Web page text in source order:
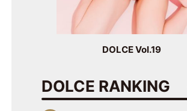
DOLCE Vol.19
DOLCE RANKING